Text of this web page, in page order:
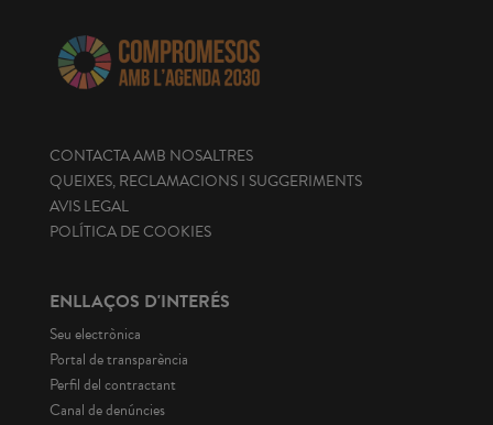
CONTACTA AMB NOSALTRES
QUEIXES, RECLAMACIONS I SUGGERIMENTS
AVIS LEGAL
POLÍTICA DE COOKIES
ENLLAÇOS D'INTERÉS
Seu electrònica
Portal de transparència
Perfil del contractant
Canal de denúncies